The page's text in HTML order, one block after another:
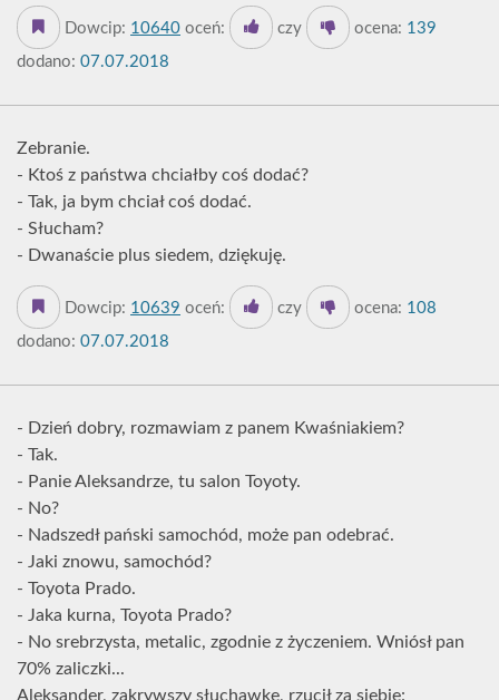
Dowcip: 10640 oceń: czy ocena: 139
dodano: 07.07.2018
Zebranie.
- Ktoś z państwa chciałby coś dodać?
- Tak, ja bym chciał coś dodać.
- Słucham?
- Dwanaście plus siedem, dziękuję.
Dowcip: 10639 oceń: czy ocena: 108
dodano: 07.07.2018
- Dzień dobry, rozmawiam z panem Kwaśniakiem?
- Tak.
- Panie Aleksandrze, tu salon Toyoty.
- No?
- Nadszedł pański samochód, może pan odebrać.
- Jaki znowu, samochód?
- Toyota Prado.
- Jaka kurna, Toyota Prado?
- No srebrzysta, metalic, zgodnie z życzeniem. Wniósł pan
70% zaliczki...
Aleksander, zakrywszy słuchawkę, rzucił za siebie: